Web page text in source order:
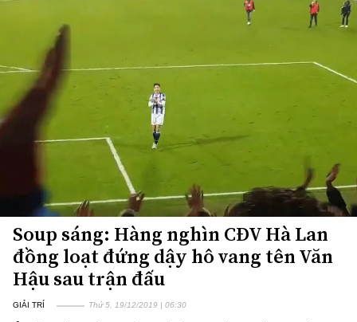
Soup sáng: Hàng nghìn CĐV Hà Lan
đồng loạt đứng dậy hô vang tên Văn
Hậu sau trận đấu
GIẢI TRÍ Thứ 5, 19/12/2019 | 06:30